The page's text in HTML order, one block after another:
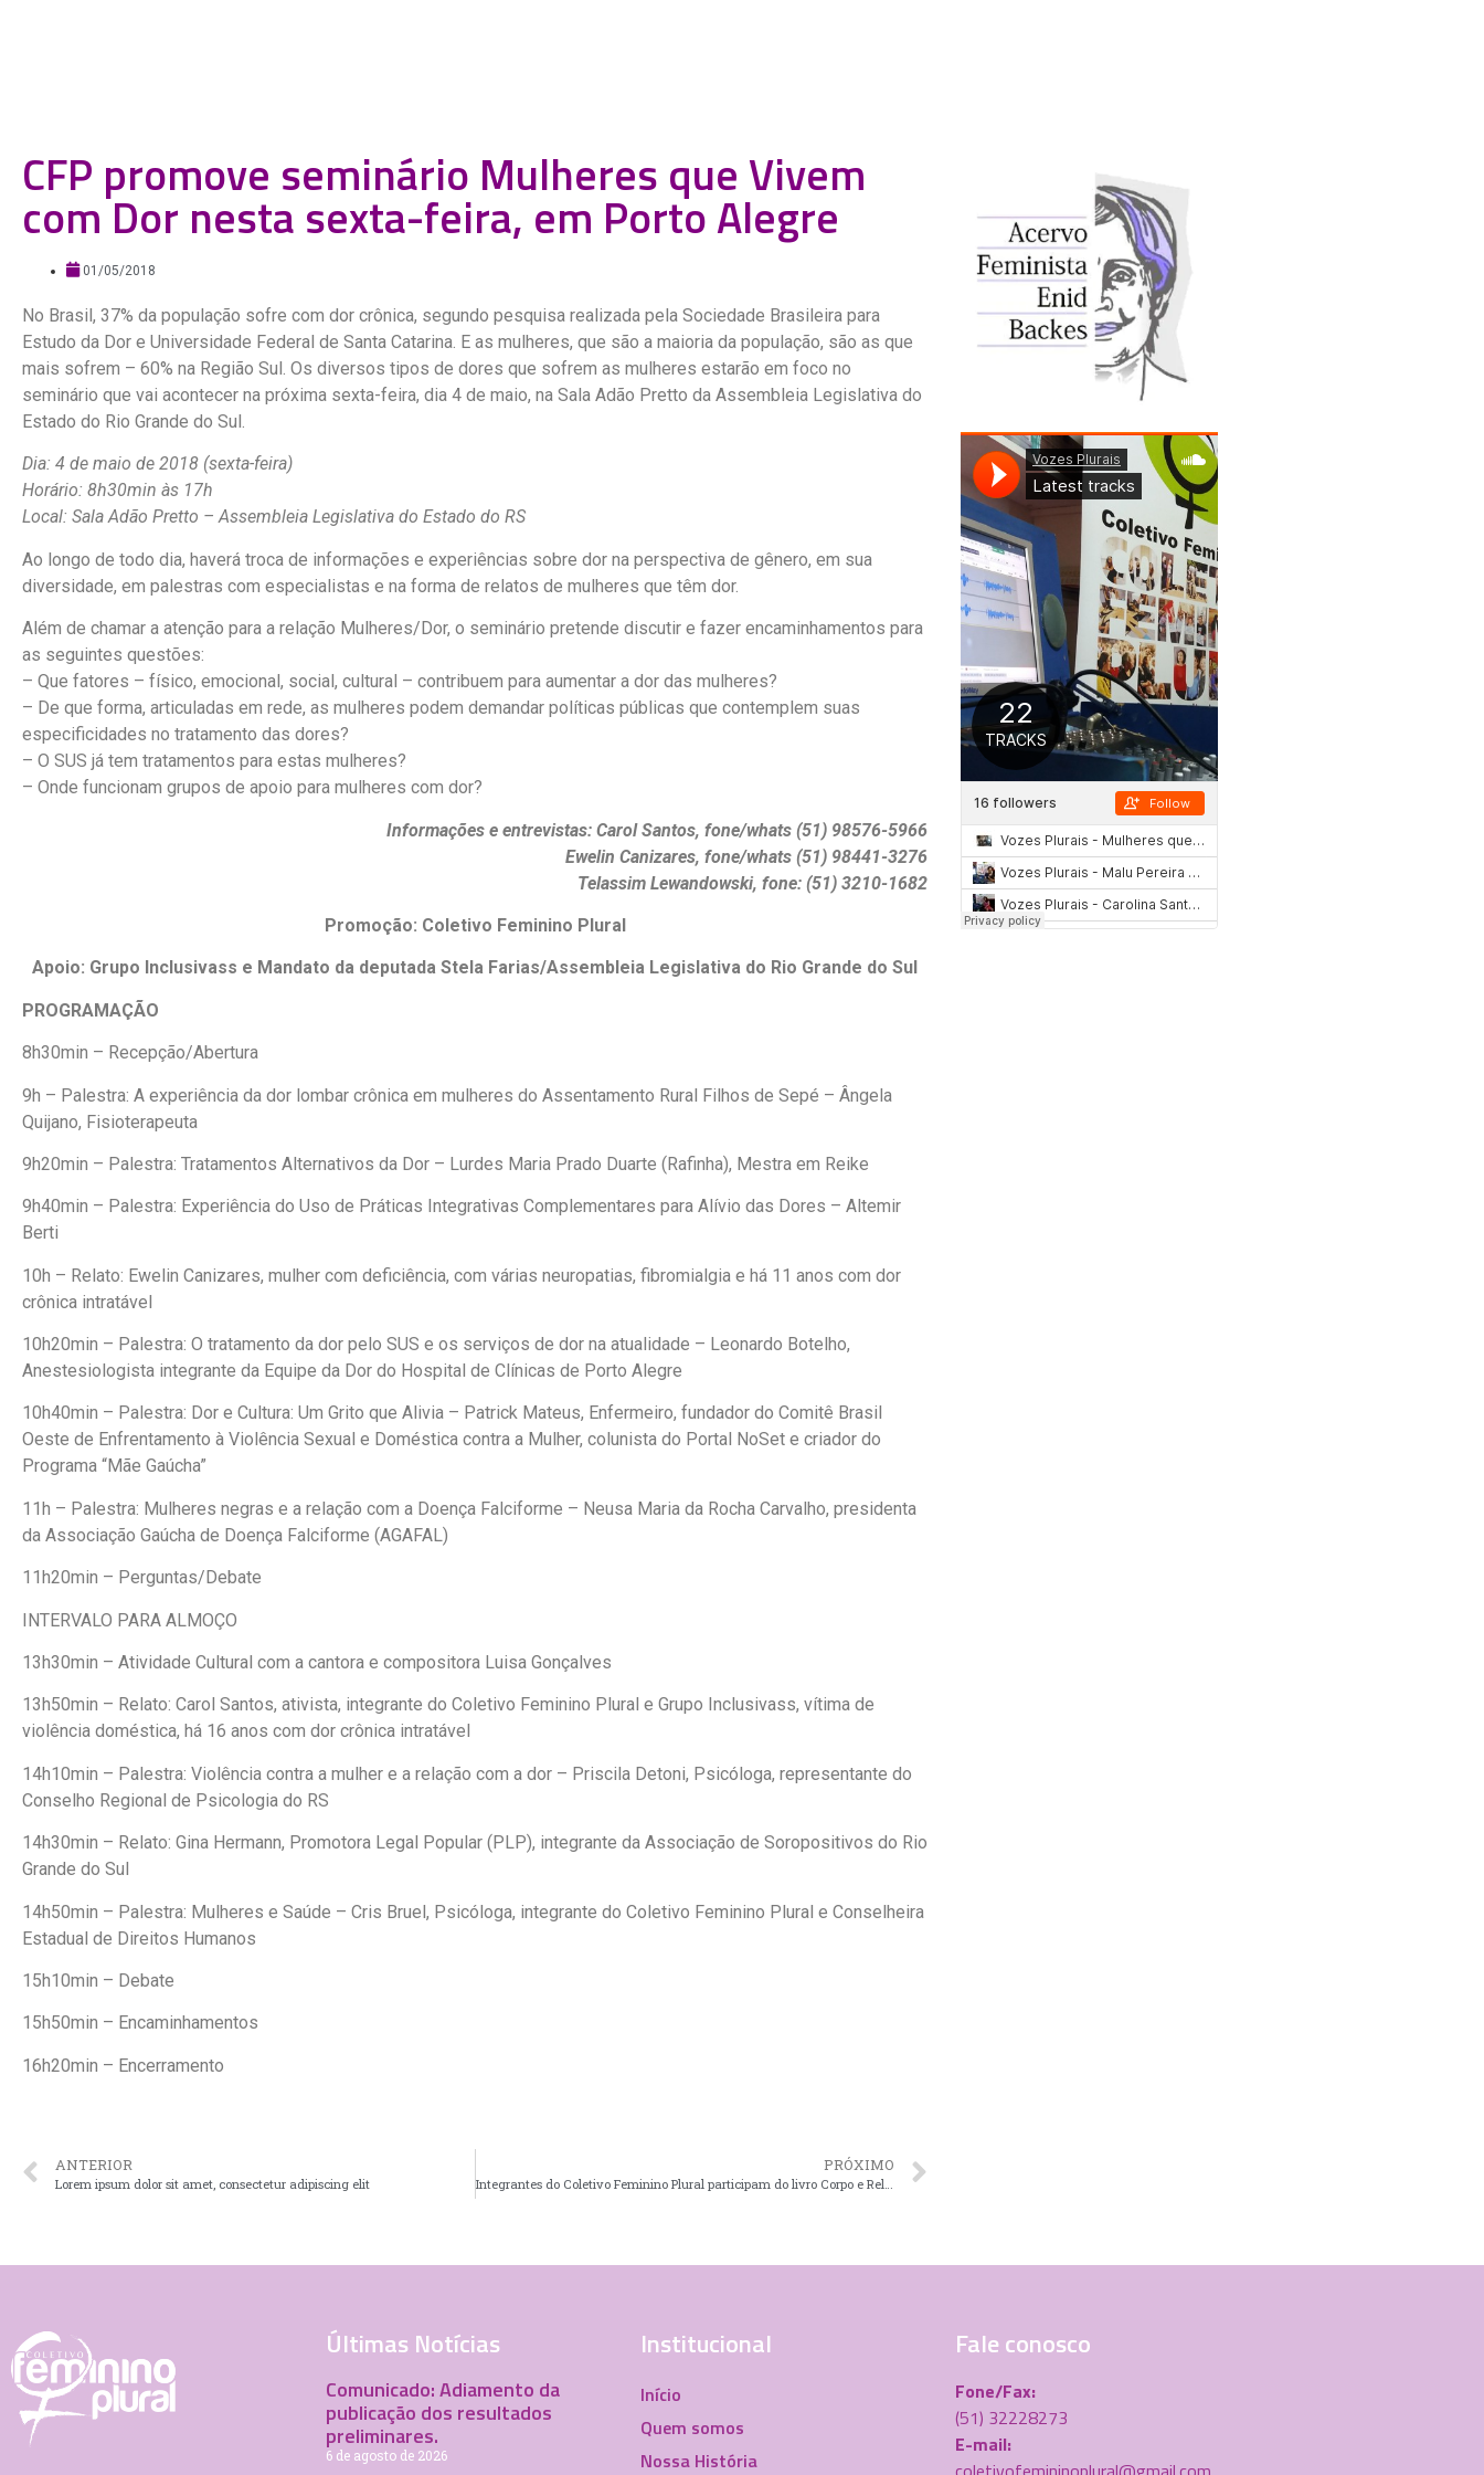
CFP promove seminário Mulheres que Vivem
com Dor nesta sexta-feira, em Porto Alegre
01/05/2018
No Brasil, 37% da população sofre com dor crônica, segundo pesquisa realizada pela Sociedade Brasileira para
Estudo da Dor e Universidade Federal de Santa Catarina. E as mulheres, que são a maioria da população, são as que
mais sofrem – 60% na Região Sul. Os diversos tipos de dores que sofrem as mulheres estarão em foco no
seminário que vai acontecer na próxima sexta-feira, dia 4 de maio, na Sala Adão Pretto da Assembleia Legislativa do
Estado do Rio Grande do Sul.
Dia: 4 de maio de 2018 (sexta-feira)
Horário: 8h30min às 17h
Local: Sala Adão Pretto – Assembleia Legislativa do Estado do RS
Ao longo de todo dia, haverá troca de informações e experiências sobre dor na perspectiva de gênero, em sua
diversidade, em palestras com especialistas e na forma de relatos de mulheres que têm dor.
Além de chamar a atenção para a relação Mulheres/Dor, o seminário pretende discutir e fazer encaminhamentos para
as seguintes questões:
– Que fatores – físico, emocional, social, cultural – contribuem para aumentar a dor das mulheres?
– De que forma, articuladas em rede, as mulheres podem demandar políticas públicas que contemplem suas
especificidades no tratamento das dores?
– O SUS já tem tratamentos para estas mulheres?
– Onde funcionam grupos de apoio para mulheres com dor?
Informações e entrevistas: Carol Santos, fone/whats (51) 98576-5966
Ewelin Canizares, fone/whats (51) 98441-3276
Telassim Lewandowski, fone: (51) 3210-1682
Promoção: Coletivo Feminino Plural
Apoio: Grupo Inclusivass e Mandato da deputada Stela Farias/Assembleia Legislativa do Rio Grande do Sul
PROGRAMAÇÃO
8h30min – Recepção/Abertura
9h – Palestra: A experiência da dor lombar crônica em mulheres do Assentamento Rural Filhos de Sepé – Ângela
Quijano, Fisioterapeuta
9h20min – Palestra: Tratamentos Alternativos da Dor – Lurdes Maria Prado Duarte (Rafinha), Mestra em Reike
9h40min – Palestra: Experiência do Uso de Práticas Integrativas Complementares para Alívio das Dores – Altemir
Berti
10h – Relato: Ewelin Canizares, mulher com deficiência, com várias neuropatias, fibromialgia e há 11 anos com dor
crônica intratável
10h20min – Palestra: O tratamento da dor pelo SUS e os serviços de dor na atualidade – Leonardo Botelho,
Anestesiologista integrante da Equipe da Dor do Hospital de Clínicas de Porto Alegre
10h40min – Palestra: Dor e Cultura: Um Grito que Alivia – Patrick Mateus, Enfermeiro, fundador do Comitê Brasil
Oeste de Enfrentamento à Violência Sexual e Doméstica contra a Mulher, colunista do Portal NoSet e criador do
Programa “Mãe Gaúcha”
11h – Palestra: Mulheres negras e a relação com a Doença Falciforme – Neusa Maria da Rocha Carvalho, presidenta
da Associação Gaúcha de Doença Falciforme (AGAFAL)
11h20min – Perguntas/Debate
INTERVALO PARA ALMOÇO
13h30min – Atividade Cultural com a cantora e compositora Luisa Gonçalves
13h50min – Relato: Carol Santos, ativista, integrante do Coletivo Feminino Plural e Grupo Inclusivass, vítima de
violência doméstica, há 16 anos com dor crônica intratável
14h10min – Palestra: Violência contra a mulher e a relação com a dor – Priscila Detoni, Psicóloga, representante do
Conselho Regional de Psicologia do RS
14h30min – Relato: Gina Hermann, Promotora Legal Popular (PLP), integrante da Associação de Soropositivos do Rio
Grande do Sul
14h50min – Palestra: Mulheres e Saúde – Cris Bruel, Psicóloga, integrante do Coletivo Feminino Plural e Conselheira
Estadual de Direitos Humanos
15h10min – Debate
15h50min – Encaminhamentos
16h20min – Encerramento
ANTERIOR
Lorem ipsum dolor sit amet, consectetur adipiscing elit
PRÓXIMO
Integrantes do Coletivo Feminino Plural participam do livro Corpo e Relação de Gênero na Contemporaneidade
Últimas Notícias
Comunicado: Adiamento da
publicação dos resultados
preliminares.
6 de agosto de 2026
Institucional
Início
Quem somos
Nossa História
Fale conosco
Fone/Fax:
(51) 32228273
E-mail: